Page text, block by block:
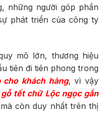
những người góp phần
phát triển của công ty
mô lớn, thương hiệu
tiên đi tiên phong trong
cho khách hàng, vì vậy
gỗ tết chữ Lộc ngọc gắn
còn duy nhất trên thị